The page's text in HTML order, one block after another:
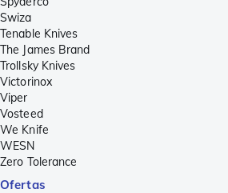
Swiza
Tenable Knives
The James Brand
Trollsky Knives
Victorinox
Viper
Vosteed
We Knife
WESN
Zero Tolerance
Ofertas